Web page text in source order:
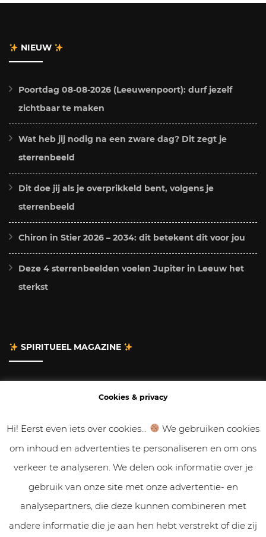
NIEUW
Poortdag 08-08-2026 (Leeuwenpoort): durf jezelf
zichtbaar te maken
Wat heb jij nodig na een zware dag? Dit zegt je
sterrenbeeld
Dit doe jij als je overprikkeld bent, volgens je
sterrenbeeld
Chiron in Stier 2026 – 2034: dit betekent dit voor jou
Deze 4 sterrenbeelden voelen Jupiter in Leeuw het
sterkst
SPIRITUEEL MAGAZINE
Gastbloggen
Samenwerken
Cookies & Privacy
Cookies & privacy
Hi! Eerst even iets over cookies...
We gebruiken cookies
om inhoud en advertenties te personaliseren en om ons
verkeer te analyseren. We delen ook informatie over je
gebruik van onze site met onze advertentie- en
analysepartners, die deze kunnen combineren met
andere informatie die je aan hen hebt verstrekt of die zij